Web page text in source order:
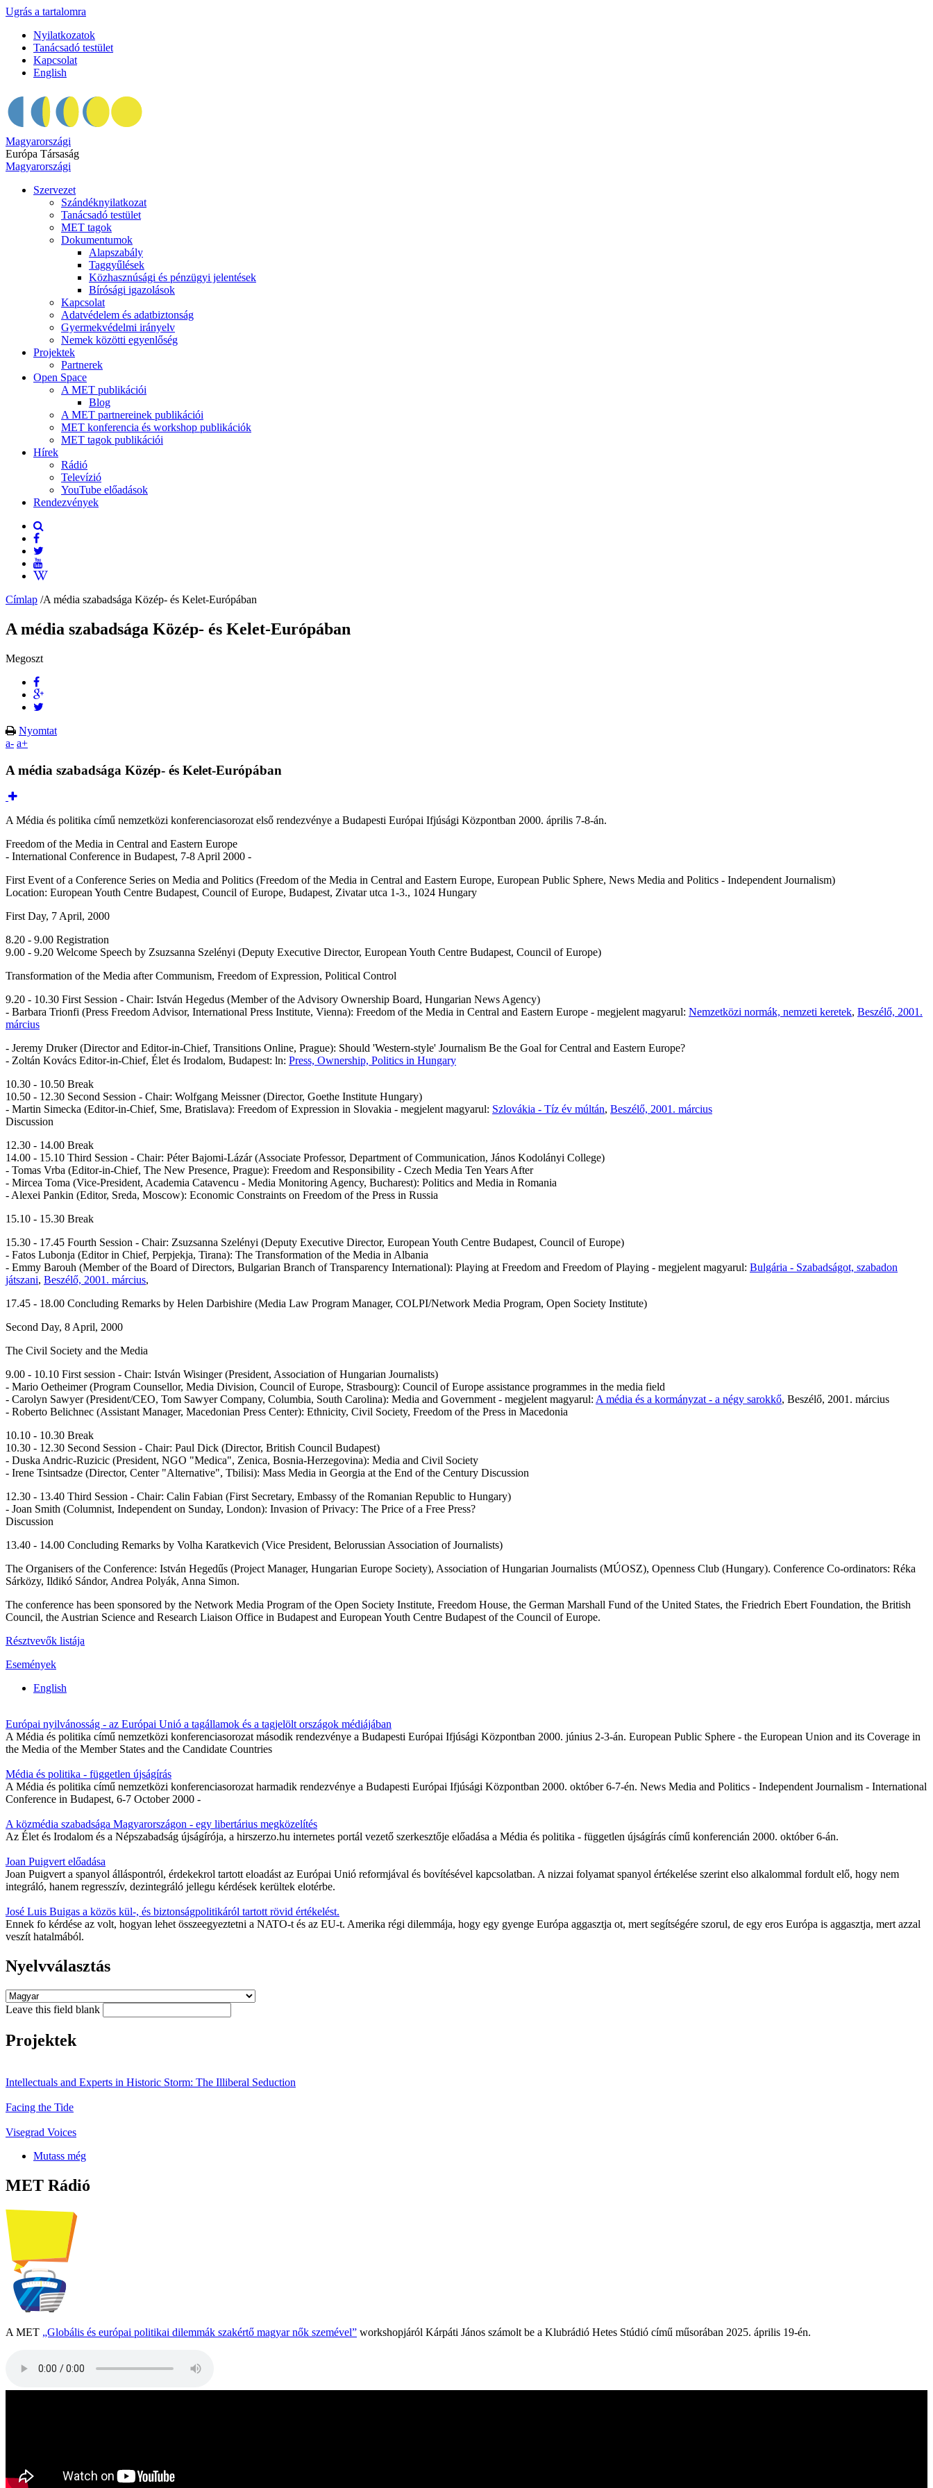
Ugrás a tartalomra
Nyilatkozatok
Tanácsadó testület
Kapcsolat
English
Magyarországi
Európa Társaság
Magyarországi
Szervezet
Szándéknyilatkozat
Tanácsadó testület
MET tagok
Dokumentumok
Alapszabály
Taggyűlések
Közhasznúsági és pénzügyi jelentések
Bírósági igazolások
Kapcsolat
Adatvédelem és adatbiztonság
Gyermekvédelmi irányelv
Nemek közötti egyenlőség
Projektek
Partnerek
Open Space
A MET publikációi
Blog
A MET partnereinek publikációi
MET konferencia és workshop publikációk
MET tagok publikációi
Hírek
Rádió
Televízió
YouTube előadások
Rendezvények
Címlap /A média szabadsága Közép- és Kelet-Európában
A média szabadsága Közép- és Kelet-Európában
Megoszt
Nyomtat
a- a+
A média szabadsága Közép- és Kelet-Európában
A Média és politika című nemzetközi konferenciasorozat első rendezvénye a Budapesti Európai Ifjúsági Központban 2000. április 7-8-án.
Freedom of the Media in Central and Eastern Europe
- International Conference in Budapest, 7-8 April 2000 -
First Event of a Conference Series on Media and Politics (Freedom of the Media in Central and Eastern Europe, European Public Sphere, News Media and Politics - Independent Journalism)
Location: European Youth Centre Budapest, Council of Europe, Budapest, Zivatar utca 1-3., 1024 Hungary
First Day, 7 April, 2000
8.20 - 9.00 Registration
9.00 - 9.20 Welcome Speech by Zsuzsanna Szelényi (Deputy Executive Director, European Youth Centre Budapest, Council of Europe)
Transformation of the Media after Communism, Freedom of Expression, Political Control
9.20 - 10.30 First Session - Chair: István Hegedus (Member of the Advisory Ownership Board, Hungarian News Agency)
- Barbara Trionfi (Press Freedom Advisor, International Press Institute, Vienna): Freedom of the Media in Central and Eastern Europe - megjelent magyarul: Nemzetközi normák, nemzeti keretek, Beszélő, 2001.
március
- Jeremy Druker (Director and Editor-in-Chief, Transitions Online, Prague): Should 'Western-style' Journalism Be the Goal for Central and Eastern Europe?
- Zoltán Kovács Editor-in-Chief, Élet és Irodalom, Budapest: ln: Press, Ownership, Politics in Hungary
10.30 - 10.50 Break
10.50 - 12.30 Second Session - Chair: Wolfgang Meissner (Director, Goethe Institute Hungary)
- Martin Simecka (Editor-in-Chief, Sme, Bratislava): Freedom of Expression in Slovakia - megjelent magyarul: Szlovákia - Tíz év múltán, Beszélő, 2001. március
Discussion
12.30 - 14.00 Break
14.00 - 15.10 Third Session - Chair: Péter Bajomi-Lázár (Associate Professor, Department of Communication, János Kodolányi College)
- Tomas Vrba (Editor-in-Chief, The New Presence, Prague): Freedom and Responsibility - Czech Media Ten Years After
- Mircea Toma (Vice-President, Academia Catavencu - Media Monitoring Agency, Bucharest): Politics and Media in Romania
- Alexei Pankin (Editor, Sreda, Moscow): Economic Constraints on Freedom of the Press in Russia
15.10 - 15.30 Break
15.30 - 17.45 Fourth Session - Chair: Zsuzsanna Szelényi (Deputy Executive Director, European Youth Centre Budapest, Council of Europe)
- Fatos Lubonja (Editor in Chief, Perpjekja, Tirana): The Transformation of the Media in Albania
- Emmy Barouh (Member of the Board of Directors, Bulgarian Branch of Transparency International): Playing at Freedom and Freedom of Playing - megjelent magyarul: Bulgária - Szabadságot, szabadon
játszani, Beszélő, 2001. március,
17.45 - 18.00 Concluding Remarks by Helen Darbishire (Media Law Program Manager, COLPI/Network Media Program, Open Society Institute)
Second Day, 8 April, 2000
The Civil Society and the Media
9.00 - 10.10 First session - Chair: István Wisinger (President, Association of Hungarian Journalists)
- Mario Oetheimer (Program Counsellor, Media Division, Council of Europe, Strasbourg): Council of Europe assistance programmes in the media field
- Carolyn Sawyer (President/CEO, Tom Sawyer Company, Columbia, South Carolina): Media and Government - megjelent magyarul: A média és a kormányzat - a négy sarokkő, Beszélő, 2001. március
- Roberto Belichnec (Assistant Manager, Macedonian Press Center): Ethnicity, Civil Society, Freedom of the Press in Macedonia
10.10 - 10.30 Break
10.30 - 12.30 Second Session - Chair: Paul Dick (Director, British Council Budapest)
- Duska Andric-Ruzicic (President, NGO "Medica", Zenica, Bosnia-Herzegovina): Media and Civil Society
- Irene Tsintsadze (Director, Center "Alternative", Tbilisi): Mass Media in Georgia at the End of the Century Discussion
12.30 - 13.40 Third Session - Chair: Calin Fabian (First Secretary, Embassy of the Romanian Republic to Hungary)
- Joan Smith (Columnist, Independent on Sunday, London): Invasion of Privacy: The Price of a Free Press?
Discussion
13.40 - 14.00 Concluding Remarks by Volha Karatkevich (Vice President, Belorussian Association of Journalists)
The Organisers of the Conference: István Hegedűs (Project Manager, Hungarian Europe Society), Association of Hungarian Journalists (MÚOSZ), Openness Club (Hungary). Conference Co-ordinators: Réka
Sárközy, Ildikó Sándor, Andrea Polyák, Anna Simon.
The conference has been sponsored by the Network Media Program of the Open Society Institute, Freedom House, the German Marshall Fund of the United States, the Friedrich Ebert Foundation, the British
Council, the Austrian Science and Research Liaison Office in Budapest and European Youth Centre Budapest of the Council of Europe.
Résztvevők listája
Események
English
Európai nyilvánosság - az Európai Unió a tagállamok és a tagjelölt országok médiájában
A Média és politika című nemzetközi konferenciasorozat második rendezvénye a Budapesti Európai Ifjúsági Központban 2000. június 2-3-án. European Public Sphere - the European Union and its Coverage in
the Media of the Member States and the Candidate Countries
Média és politika - független újságírás
A Média és politika című nemzetközi konferenciasorozat harmadik rendezvénye a Budapesti Európai Ifjúsági Központban 2000. október 6-7-én. News Media and Politics - Independent Journalism - International
Conference in Budapest, 6-7 October 2000 -
A közmédia szabadsága Magyarországon - egy libertárius megközelítés
Az Élet és Irodalom és a Népszabadság újságírója, a hirszerzo.hu internetes portál vezető szerkesztője előadása a Média és politika - független újságírás című konferencián 2000. október 6-án.
Joan Puigvert előadása
Joan Puigvert a spanyol álláspontról, érdekekrol tartott eloadást az Európai Unió reformjával és bovítésével kapcsolatban. A nizzai folyamat spanyol értékelése szerint elso alkalommal fordult elő, hogy nem
integráló, hanem regresszív, dezintegráló jellegu kérdések kerültek elotérbe.
José Luis Buigas a közös kül-, és biztonságpolitikáról tartott rövid értékelést.
Ennek fo kérdése az volt, hogyan lehet összeegyeztetni a NATO-t és az EU-t. Amerika régi dilemmája, hogy egy gyenge Európa aggasztja ot, mert segítségére szorul, de egy eros Európa is aggasztja, mert azzal
veszít hatalmából.
Nyelvválasztás
Leave this field blank
Projektek
Intellectuals and Experts in Historic Storm: The Illiberal Seduction
Facing the Tide
Visegrad Voices
Mutass még
MET Rádió
A MET „Globális és európai politikai dilemmák szakértő magyar nők szemével” workshopjáról Kárpáti János számolt be a Klubrádió Hetes Stúdió című műsorában 2025. április 19-én.